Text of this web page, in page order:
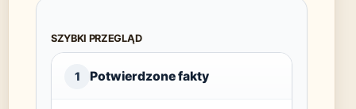
SZYBKI PRZEGLĄD
1 Potwierdzone fakty